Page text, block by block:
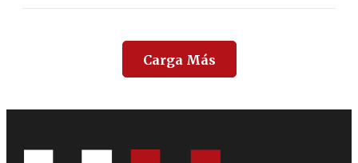
Carga Más